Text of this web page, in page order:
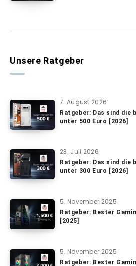
Unsere Ratgeber
7. August 2026
Ratgeber: Das sind die
unter 500 Euro [2026]
23. Juli 2026
Ratgeber: Das sind die
unter 300 Euro [2026]
5. November 2025
Ratgeber: Bester
[2025]
5. November 2025
Ratgeber: Bester